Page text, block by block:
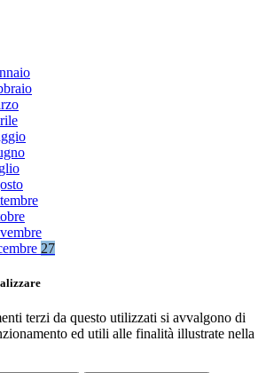
27
terzi da questo utilizzati si avvalgono di
ed utili alle finalità illustrate nella